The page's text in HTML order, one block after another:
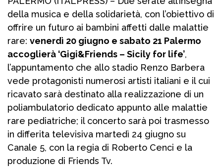
della musica e della solidarietà, con l’obiettivo di
offrire un futuro ai bambini affetti dalle malattie
rare: venerdì 20 giugno e sabato 21 Palermo
accoglierà ‘Gigi&Friends – Sicily for life’,
l’appuntamento che allo stadio Renzo Barbera
vede protagonisti numerosi artisti italiani e il cui
ricavato sarà destinato alla realizzazione di un
poliambulatorio dedicato appunto alle malattie
rare pediatriche; il concerto sarà poi trasmesso
in differita televisiva martedì 24 giugno su
Canale 5, con la regia di Roberto Cenci e la
produzione di Friends Tv.